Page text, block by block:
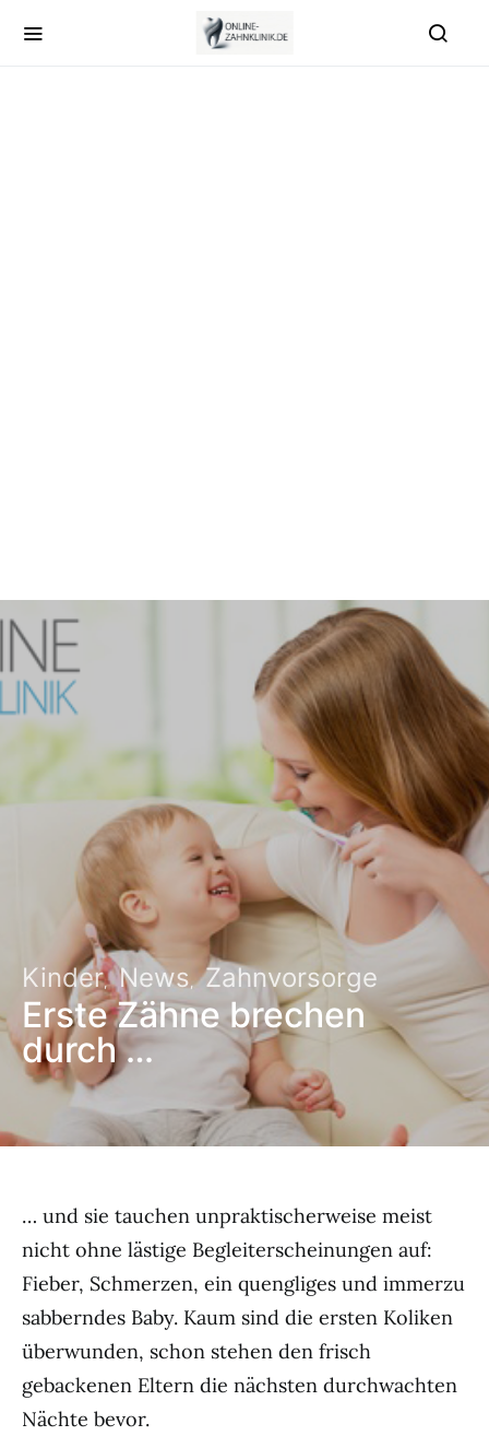
Kinder News Zahnvorsorge
Erste Zähne brechen
durch …
… und sie tauchen unpraktischerweise meist
nicht ohne lästige Begleiterscheinungen auf:
Fieber, Schmerzen, ein quengliges und immerzu
sabberndes Baby. Kaum sind die ersten Koliken
überwunden, schon stehen den frisch
gebackenen Eltern die nächsten durchwachten
Nächte bevor.